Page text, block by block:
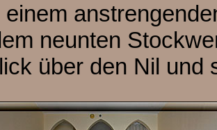
einem
neunten
über den Nil und